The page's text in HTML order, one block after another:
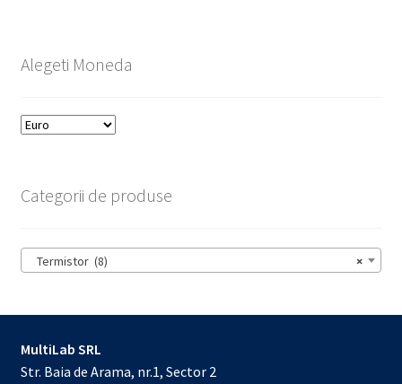
Alegeti Moneda
Categorii de produse
×
Termistor (8)
MultiLab SRL
Str. Baia de Arama, nr.1, Sector 2